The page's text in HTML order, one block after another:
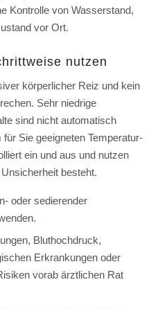
Kontrolle von Wasserstand,
vor Ort.
nutzen
körperlicher Reiz und kein
Sehr niedrige
sind nicht automatisch
Sie geeigneten Temperatur-
ein und aus und nutzen
besteht.
oder sedierender
Bluthochdruck,
Erkrankungen oder
vorab ärztlichen Rat